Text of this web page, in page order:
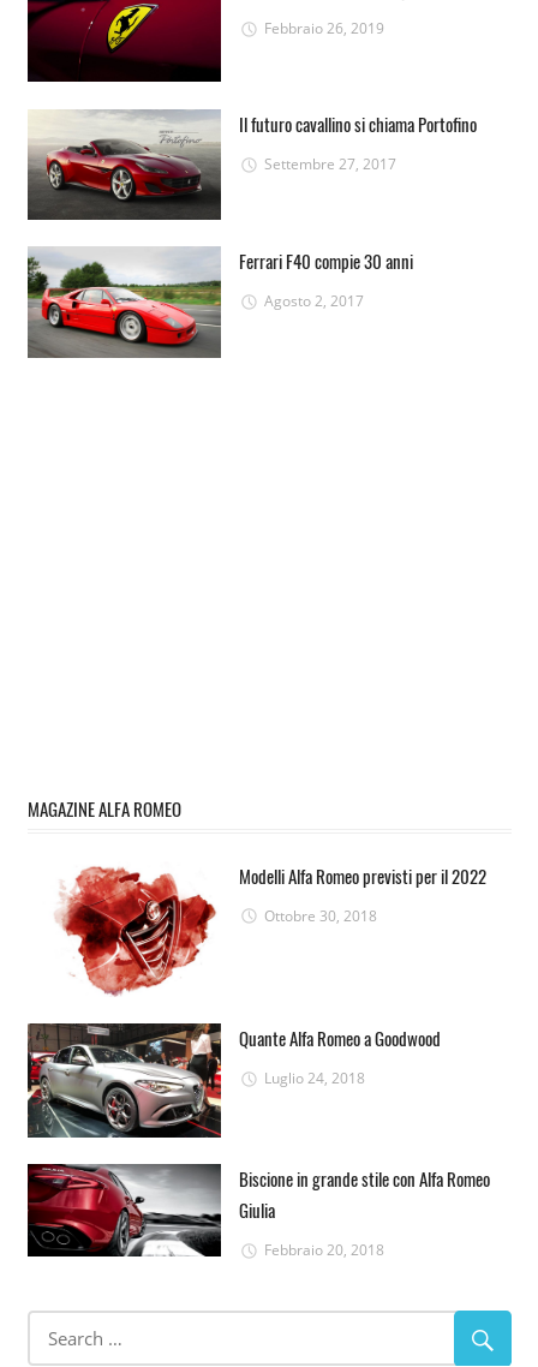
Febbraio 26, 2019
Il futuro cavallino si chiama Portofino
Settembre 27, 2017
Ferrari F40 compie 30 anni
Agosto 2, 2017
MAGAZINE ALFA ROMEO
Modelli Alfa Romeo previsti per il 2022
Ottobre 30, 2018
Quante Alfa Romeo a Goodwood
Luglio 24, 2018
Biscione in grande stile con Alfa Romeo
Giulia
Febbraio 20, 2018